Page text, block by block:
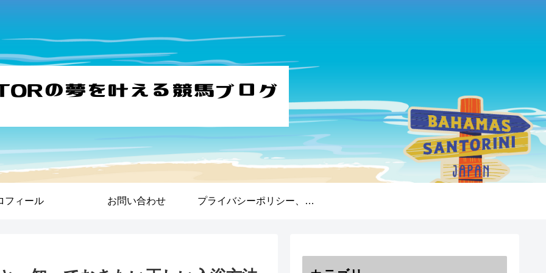
フィール お問い合わせ プライバシーポリシー、免責事項、著作権について